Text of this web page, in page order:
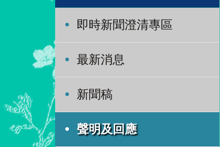
即時新聞澄清專區
最新消息
新聞稿
聲明及回應